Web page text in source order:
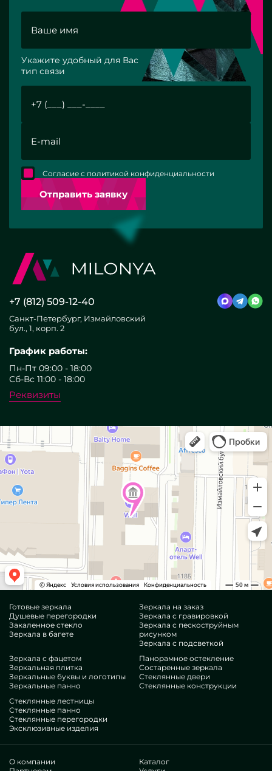
Укажите удобный для Вас
тип связи
Отправить заявку
Согласие с политикой конфиденциальности
+7 (812) 509-12-40
Санкт-Петербург, Измайловский
бул., 1, корп. 2
График работы:
Пн-Пт 09:00 - 18:00
Сб-Вс 11:00 - 18:00
Реквизиты
Готовые зеркала
Душевые перегородки
Закаленное стекло
Зеркала в багете
Зеркала на заказ
Зеркала с гравировкой
Зеркала с пескоструйным
рисунком
Зеркала с подсветкой
Зеркала с фацетом
Зеркальная плитка
Зеркальные буквы и логотипы
Зеркальные панно
Панорамное остекление
Состаренные зеркала
Стеклянные двери
Стеклянные конструкции
Стеклянные лестницы
Стеклянные панно
Стеклянные перегородки
Эксклюзивные изделия
О компании
Каталог